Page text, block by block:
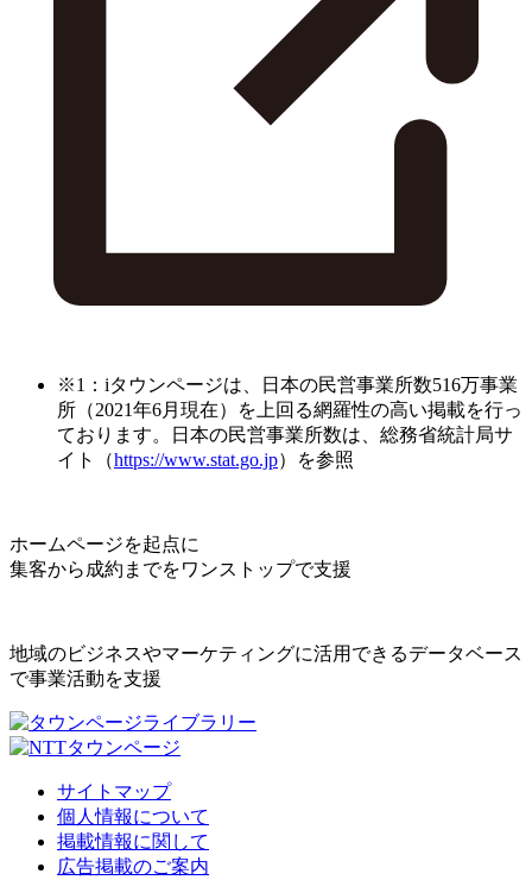
※1：iタウンページは、日本の民営事業所数516万事業
所（2021年6月現在）を上回る網羅性の高い掲載を行っ
ております。日本の民営事業所数は、総務省統計局サ
イト（https://www.stat.go.jp）を参照
ホームページを起点に
集客から成約までをワンストップで支援
地域のビジネスやマーケティングに活用できるデータベース
で事業活動を支援
サイトマップ
個人情報について
掲載情報に関して
広告掲載のご案内